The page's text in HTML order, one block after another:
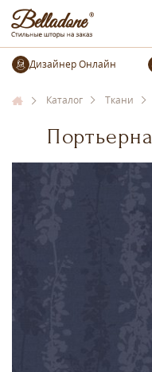
Каталог Ткани